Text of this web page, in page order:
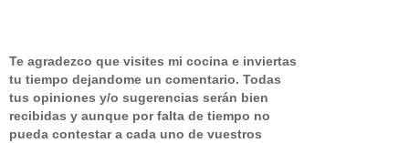
Te agradezco que visites mi cocina e inviertas
tu tiempo dejandome un comentario. Todas
tus opiniones y/o sugerencias serán bien
recibidas y aunque por falta de tiempo no
pueda contestar a cada uno de vuestros